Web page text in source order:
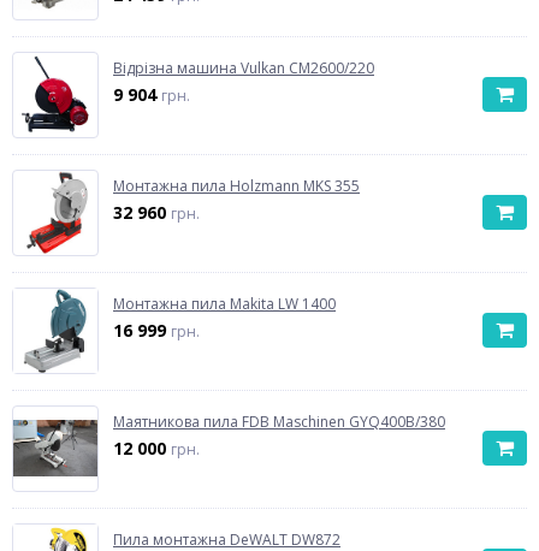
Відрізна машина Vulkan CM2600/220
9 904 грн.
Монтажна пила Holzmann MKS 355
32 960 грн.
Монтажна пила Makita LW 1400
16 999 грн.
Маятникова пила FDB Maschinen GYQ400B/380
12 000 грн.
Пила монтажна DeWALT DW872